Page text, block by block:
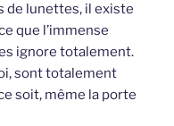
de lunettes, il existe
que l’immense
ignore totalement.
sont totalement
soit, même la porte